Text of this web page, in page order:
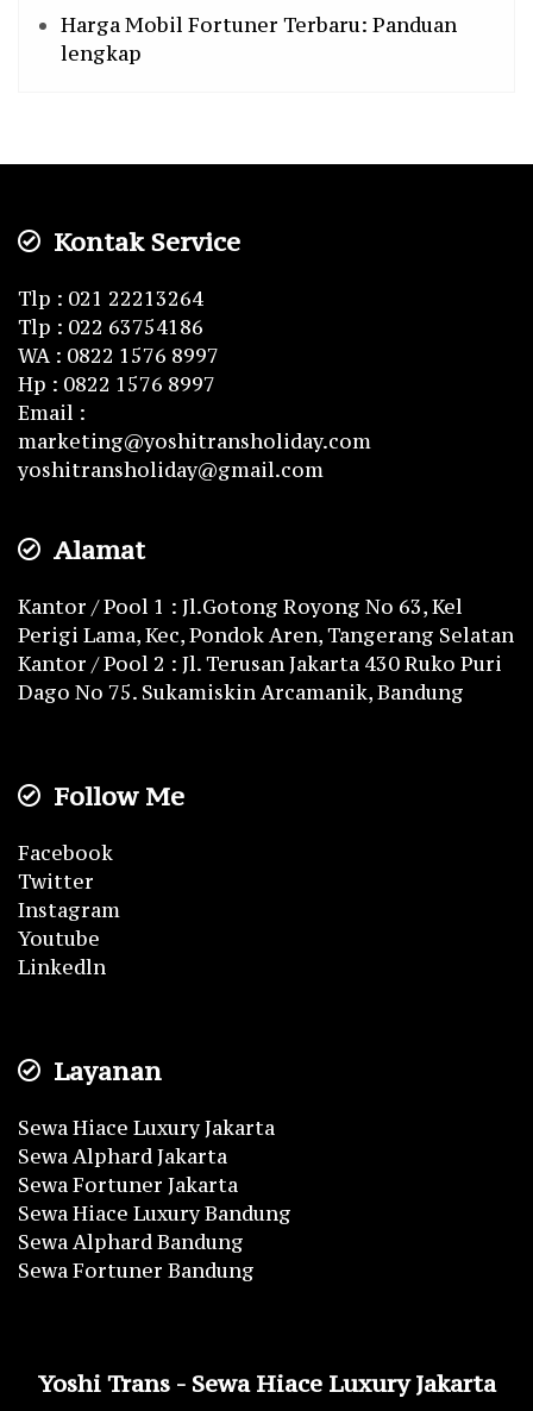
Harga Mobil Fortuner Terbaru: Panduan
lengkap
Kontak Service
Tlp : 021 22213264
Tlp : 022 63754186
WA : 0822 1576 8997
Hp : 0822 1576 8997
Email :
marketing@yoshitransholiday.com
yoshitransholiday@gmail.com
Alamat
Kantor / Pool 1 : Jl.Gotong Royong No 63, Kel
Perigi Lama, Kec, Pondok Aren, Tangerang Selatan
Kantor / Pool 2 : Jl. Terusan Jakarta 430 Ruko Puri
Dago No 75. Sukamiskin Arcamanik, Bandung
Follow Me
Facebook
Twitter
Instagram
Youtube
Linkedln
Layanan
Sewa Hiace Luxury Jakarta
Sewa Alphard Jakarta
Sewa Fortuner Jakarta
Sewa Hiace Luxury Bandung
Sewa Alphard Bandung
Sewa Fortuner Bandung
Yoshi Trans - Sewa Hiace Luxury Jakarta